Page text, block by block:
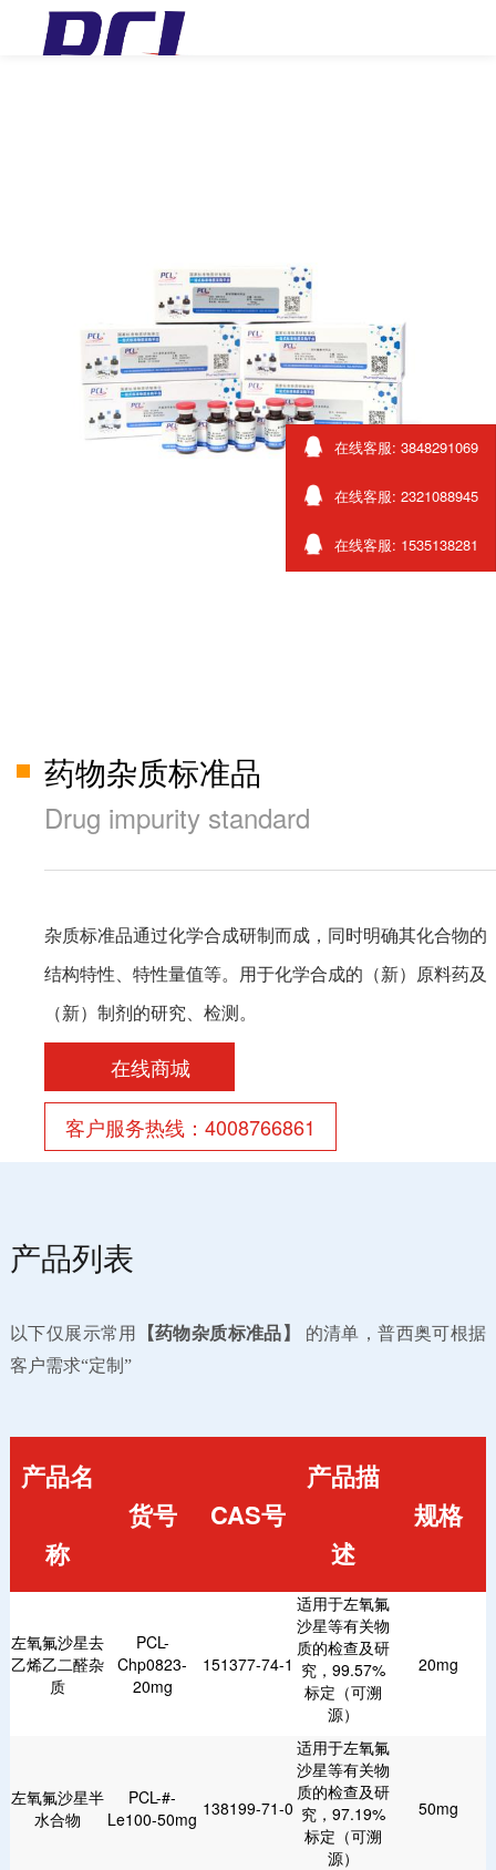
药物杂质标准品
Drug impurity standard
杂质标准品通过化学合成研制而成，同时明确其化合物的
结构特性、特性量值等。用于化学合成的（新）原料药及
（新）制剂的研究、检测。
在线商城
客户服务热线：4008766861
产品列表
以下仅展示常用 【药物杂质标准品】
的清单，普西奥可根据
客户需求“定制”
产品名
称
货号 CAS号
产品描
述
规格
左氧氟沙星去
乙烯乙二醛杂
质
PCL-
Chp0823-
20mg
151377-74-1
适用于左氧氟
沙星等有关物
质的检查及研
究，99.57%
标定（可溯
源）
20mg
左氧氟沙星半
水合物
PCL-#-
Le100-50mg 138199-71-0
适用于左氧氟
沙星等有关物
质的检查及研
究，97.19%
标定（可溯
源）
50mg
在线客服: 3848291069
在线客服: 2321088945
在线客服: 1535138281